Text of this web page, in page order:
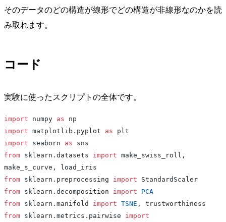
そのデータのどの構造が線形でどの構造が非線形なのかを読
み取れます。
コード
実験に使ったスクリプトの全体です。
import numpy as np
import matplotlib.pyplot as plt
import seaborn as sns
from sklearn.datasets import make_swiss_roll,
make_s_curve, load_iris
from sklearn.preprocessing import StandardScaler
from sklearn.decomposition import PCA
from sklearn.manifold import TSNE , trustworthiness
from sklearn.metrics.pairwise import